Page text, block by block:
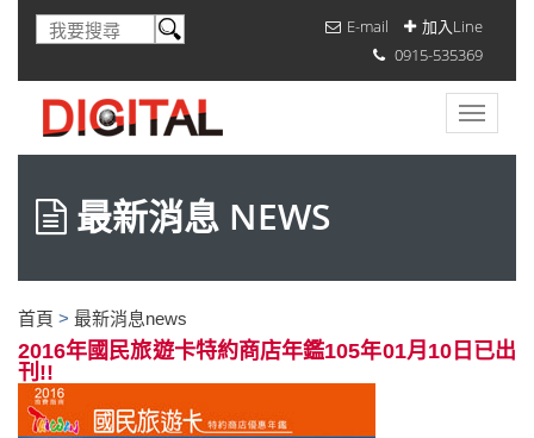
加入Line
E-mail
0915-535369
最新消息 NEWS
首頁 > 最新消息news
2016年國民旅遊卡特約商店年鑑105年01月10日已出
刊!!